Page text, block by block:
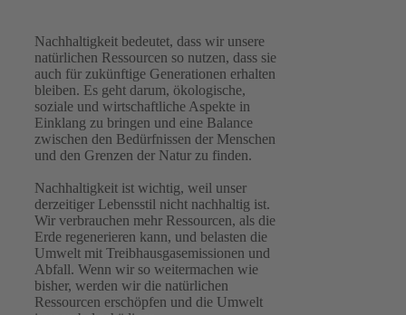
Nachhaltigkeit bedeutet, dass wir unsere
natürlichen Ressourcen so nutzen, dass sie
auch für zukünftige Generationen erhalten
bleiben. Es geht darum, ökologische,
soziale und wirtschaftliche Aspekte in
Einklang zu bringen und eine Balance
zwischen den Bedürfnissen der Menschen
und den Grenzen der Natur zu finden.
Nachhaltigkeit ist wichtig, weil unser
derzeitiger Lebensstil nicht nachhaltig ist.
Wir verbrauchen mehr Ressourcen, als die
Erde regenerieren kann, und belasten die
Umwelt mit Treibhausgasemissionen und
Abfall. Wenn wir so weitermachen wie
bisher, werden wir die natürlichen
Ressourcen erschöpfen und die Umwelt